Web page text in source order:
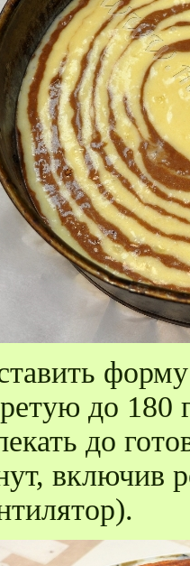
форму
до 180
до
включив